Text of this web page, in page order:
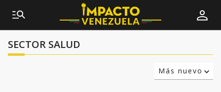
SECTOR SALUD
Más nuevo